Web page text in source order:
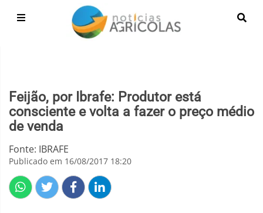
Feijão, por Ibrafe: Produtor está
consciente e volta a fazer o preço médio
de venda
Fonte: IBRAFE
Publicado em 16/08/2017 18:20